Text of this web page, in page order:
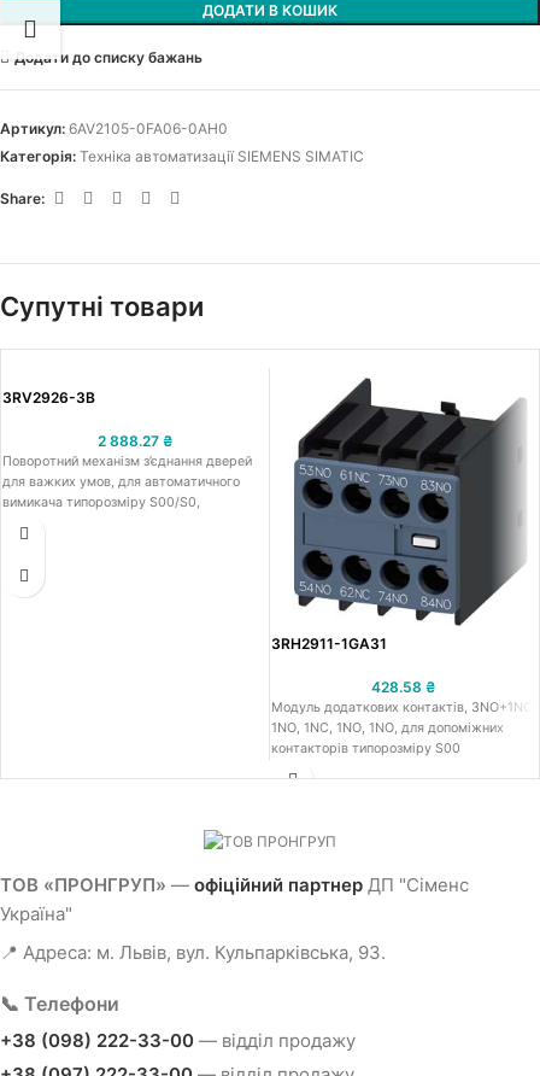
ДОДАТИ В КОШИК
Додати до списку бажань
Артикул: 6AV2105-0FA06-0AH0
Категорія: Техніка автоматизації SIEMENS SIMATIC
Share:
Супутні товари
3RV2926-3B
2 888.27 ₴
Поворотний механізм з’єднання дверей
для важких умов, для автоматичного
вимикача типорозміру S00/S0,
3RH2911-1GA31
428.58 ₴
Модуль додаткових контактів, 3NO+1NC:
1NO, 1NC, 1NO, 1NO, для допоміжних
контакторів типорозміру S00
ТОВ «ПРОНГРУП» — офіційний партнер ДП "Сіменс
Україна"
📍 Адреса: м. Львів, вул. Кульпарківська, 93.
📞 Телефони
+38 (098) 222-33-00 — відділ продажу